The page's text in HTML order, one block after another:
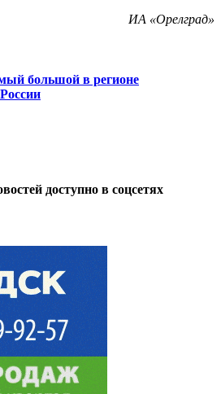
ИА «Орелград»
большой в регионе
доступно в соцсетях